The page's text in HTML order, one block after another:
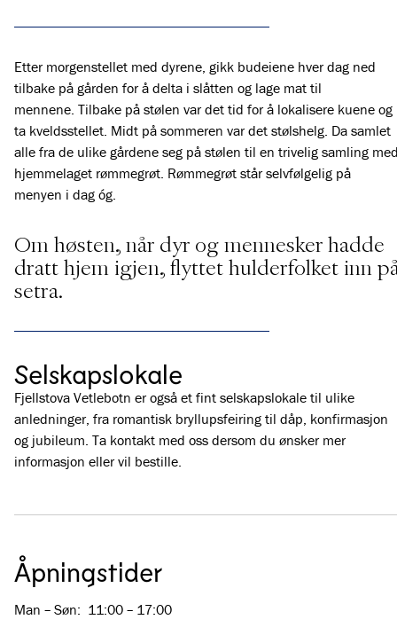
Etter morgenstellet med dyrene, gikk budeiene hver dag ned
tilbake på gården for å delta i slåtten og lage mat til
mennene. Tilbake på stølen var det tid for å lokalisere kuene og
ta kveldsstellet. Midt på sommeren var det stølshelg. Da samlet
alle fra de ulike gårdene seg på stølen til en trivelig samling
hjemmelaget rømmegrøt. Rømmegrøt står selvfølgelig på
menyen i dag óg.
Om høsten, når dyr og mennesker hadde
dratt hjem igjen, flyttet hulderfolket inn
setra.
Selskapslokale
Fjellstova Vetlebotn er også et fint selskapslokale til ulike
anledninger, fra romantisk bryllupsfeiring til dåp, konfirmasjon
og jubileum. Ta kontakt med oss dersom du ønsker mer
informasjon eller vil bestille.
Åpningstider
Man – Søn: 11:00 – 17:00